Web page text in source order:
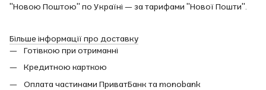
"Новою Поштою" по Україні — за тарифами "Нової Пошти".
Більше інформації про доставку
Готівкою при отриманні
Кредитною карткою
Оплата частинами ПриватБанк та monobank